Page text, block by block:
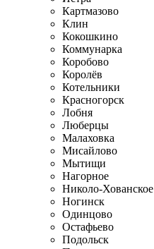
Картмазово
Клин
Кокошкино
Коммунарка
Коробово
Королёв
Котельники
Красногорск
Лобня
Люберцы
Малаховка
Мисайлово
Мытищи
Нагорное
Николо-Хованское
Ногинск
Одинцово
Остафьево
Подольск